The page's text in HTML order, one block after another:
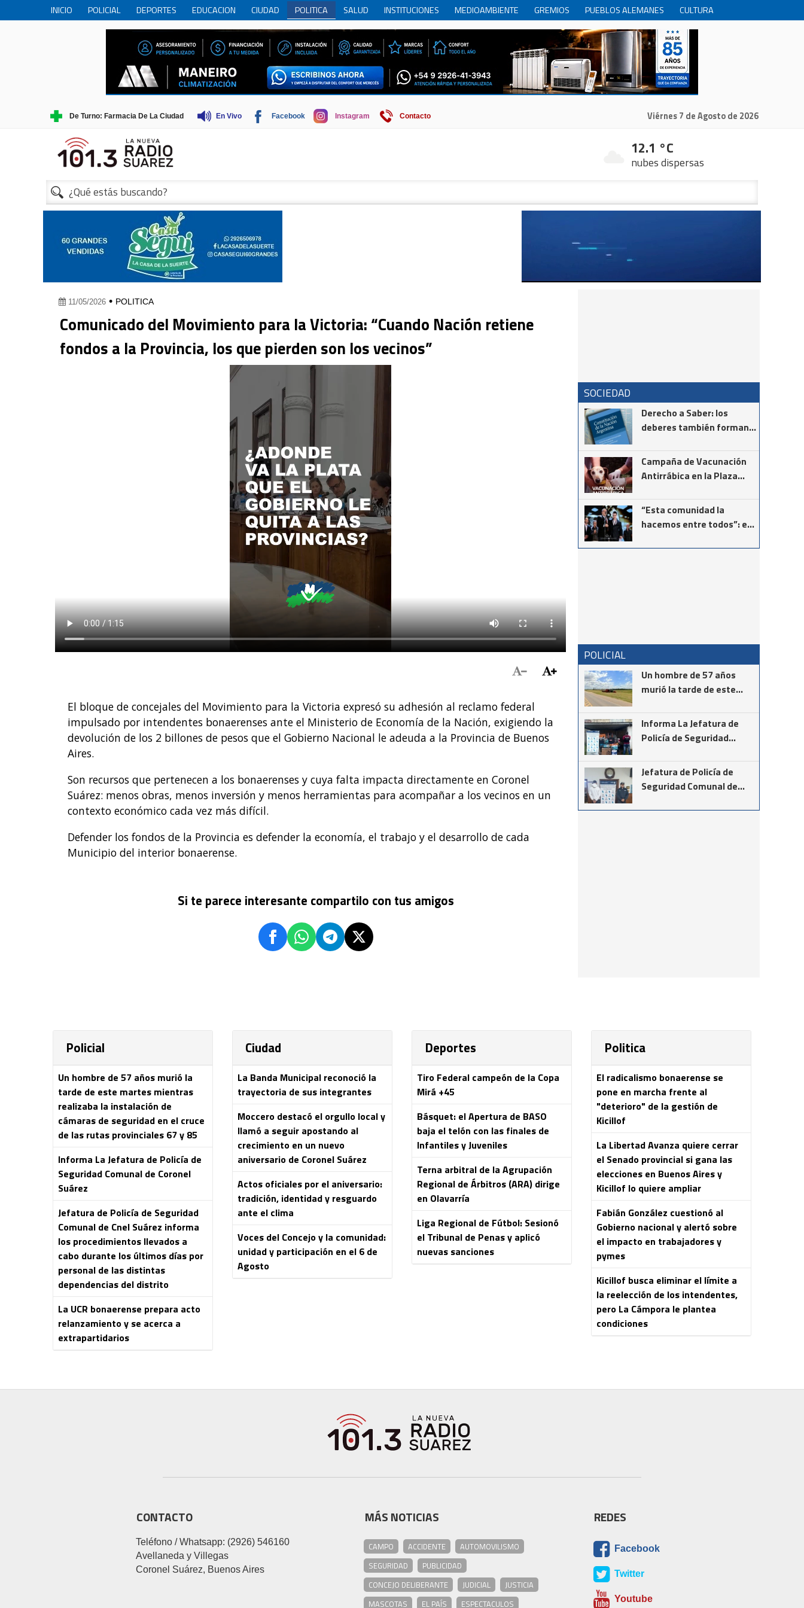
INICIO POLICIAL DEPORTES EDUCACION CIUDAD POLITICA SALUD INSTITUCIONES MEDIOAMBIENTE GREMIOS PUEBLOS ALEMANES
CULTURA
PERSONAS MAYORES
CIENCIA MUNICIPIO COMERCIO REGION SOCIEDAD ECONOMIA HISTORIA HUMOR INTERNACIONALES PRODUCCION
TURISMO
Viérnes 7 de Agosto de 2026
De Turno: Farmacia De La Ciudad En Vivo Facebook Instagram Contacto
12.1 °C
nubes dispersas
11/05/2026 • POLITICA
Comunicado del Movimiento para la Victoria: “Cuando Nación retiene
fondos a la Provincia, los que pierden son los vecinos”
El bloque de concejales del Movimiento para la Victoria expresó su adhesión al reclamo federal
impulsado por intendentes bonaerenses ante el Ministerio de Economía de la Nación, exigiendo la
devolución de los 2 billones de pesos que el Gobierno Nacional le adeuda a la Provincia de Buenos
Aires.
Son recursos que pertenecen a los bonaerenses y cuya falta impacta directamente en Coronel
Suárez: menos obras, menos inversión y menos herramientas para acompañar a los vecinos en un
contexto económico cada vez más difícil.
Defender los fondos de la Provincia es defender la economía, el trabajo y el desarrollo de cada
Municipio del interior bonaerense.
Si te parece interesante compartilo con tus amigos
SOCIEDAD
Derecho a Saber: los
deberes también forman
Campaña de Vacunación
Antirrábica en la Plaza
“Esta comunidad la
hacemos entre todos”: el
Ricardo Moccero en la
POLICIAL
Un hombre de 57 años
murió la tarde de este
la instalación de cámaras
de seguridad en el cruce
de las rutas provinciales
67 y 85
Informa La Jefatura de
Policía de Seguridad
Suárez
Jefatura de Policía de
Seguridad Comunal de
procedimientos llevados a
Policial
Un hombre de 57 años murió la
tarde de este martes mientras
realizaba la instalación de
cámaras de seguridad en el cruce
de las rutas provinciales 67 y 85
Informa La Jefatura de Policía de
Seguridad Comunal de Coronel
Suárez
Jefatura de Policía de Seguridad
Comunal de Cnel Suárez informa
los procedimientos llevados a
cabo durante los últimos días por
personal de las distintas
dependencias del distrito
La UCR bonaerense prepara acto
relanzamiento y se acerca a
extrapartidarios
Ciudad
La Banda Municipal reconoció la
trayectoria de sus integrantes
Moccero destacó el orgullo local y
llamó a seguir apostando al
crecimiento en un nuevo
aniversario de Coronel Suárez
Actos oficiales por el aniversario:
tradición, identidad y resguardo
ante el clima
Voces del Concejo y la comunidad:
unidad y participación en el 6 de
Agosto
Deportes
Tiro Federal campeón de la Copa
Mirá +45
Básquet: el Apertura de BASO
baja el telón con las finales de
Infantiles y Juveniles
Terna arbitral de la Agrupación
Regional de Árbitros (ARA) dirige
en Olavarría
Liga Regional de Fútbol: Sesionó
el Tribunal de Penas y aplicó
nuevas sanciones
Politica
El radicalismo bonaerense se
pone en marcha frente al
"deterioro" de la gestión de
Kicillof
La Libertad Avanza quiere cerrar
el Senado provincial si gana las
elecciones en Buenos Aires y
Kicillof lo quiere ampliar
Fabián González cuestionó al
Gobierno nacional y alertó sobre
el impacto en trabajadores y
pymes
Kicillof busca eliminar el límite a
la reelección de los intendentes,
pero La Cámpora le plantea
condiciones
CONTACTO
Teléfono / Whatsapp: (2926) 546160
Avellaneda y Villegas
Coronel Suárez, Buenos Aires
MÁS NOTICIAS
CAMPO ACCIDENTE
AUTOMOVILISMO
SEGURIDAD
PUBLICIDAD
CONCEJO DELIBERANTE
JUDICIAL
JUSTICIA
MASCOTAS
EL PAÍS ESPECTACULOS
REDES
Facebook
Twitter
Youtube